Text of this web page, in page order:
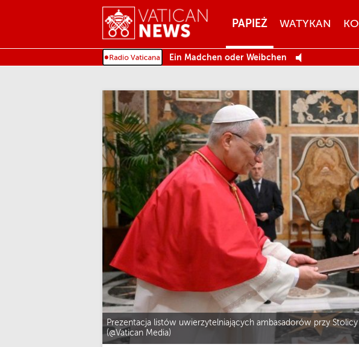
MENU
PAPIEŻ WATYKAN
Ein Madchen oder Weibchen
Prezentacja listów uwierzytelniających ambasadorów przy
(@Vatican Media)